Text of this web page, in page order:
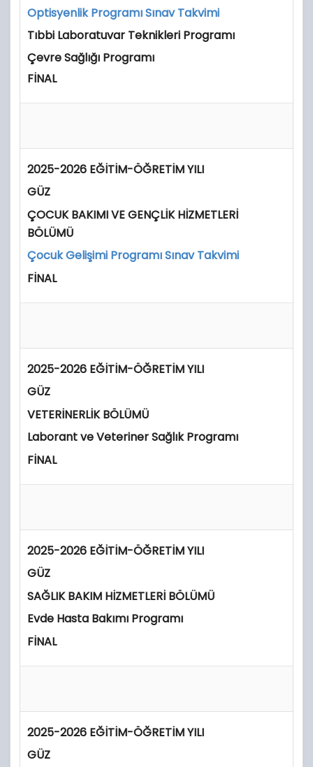
Optisyenlik Programı Sınav Takvimi
Tıbbi Laboratuvar Teknikleri Programı
Çevre Sağlığı Programı
FİNAL
2025-2026 EĞİTİM-ÖĞRETİM YILI
GÜZ
ÇOCUK BAKIMI VE GENÇLİK HİZMETLERİ
BÖLÜMÜ
Çocuk Gelişimi Programı Sınav Takvimi
FİNAL
2025-2026 EĞİTİM-ÖĞRETİM YILI
GÜZ
VETERİNERLİK BÖLÜMÜ
Laborant ve Veteriner Sağlık Programı
FİNAL
2025-2026 EĞİTİM-ÖĞRETİM YILI
GÜZ
SAĞLIK BAKIM HİZMETLERİ BÖLÜMÜ
Evde Hasta Bakımı Programı
FİNAL
2025-2026 EĞİTİM-ÖĞRETİM YILI
GÜZ